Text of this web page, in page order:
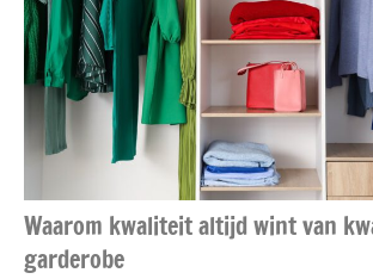
Waarom kwaliteit altijd wint van
garderobe